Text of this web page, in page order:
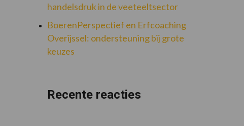
handelsdruk in de veeteeltsector
BoerenPerspectief en Erfcoaching
Overijssel: ondersteuning bij grote
keuzes
Recente reacties